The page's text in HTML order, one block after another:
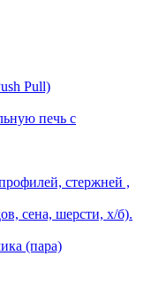
Pull)
печь с
стержней ,
сена, шерсти, х/б).
(пара)